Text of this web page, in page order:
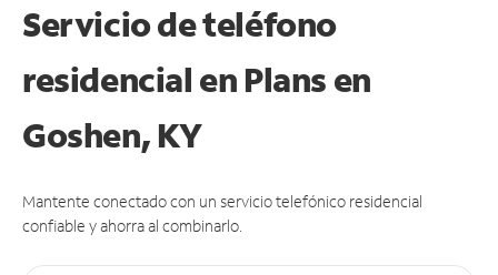
Servicio de teléfono
residencial en Plans en
Goshen, KY
Mantente conectado con un servicio telefónico residencial
confiable y ahorra al combinarlo.